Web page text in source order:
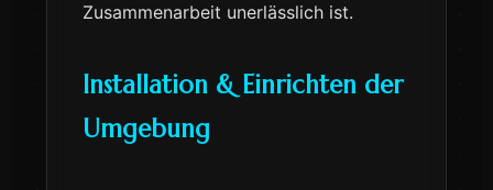
Zusammenarbeit unerlässlich ist.
Installation & Einrichten der
Umgebung